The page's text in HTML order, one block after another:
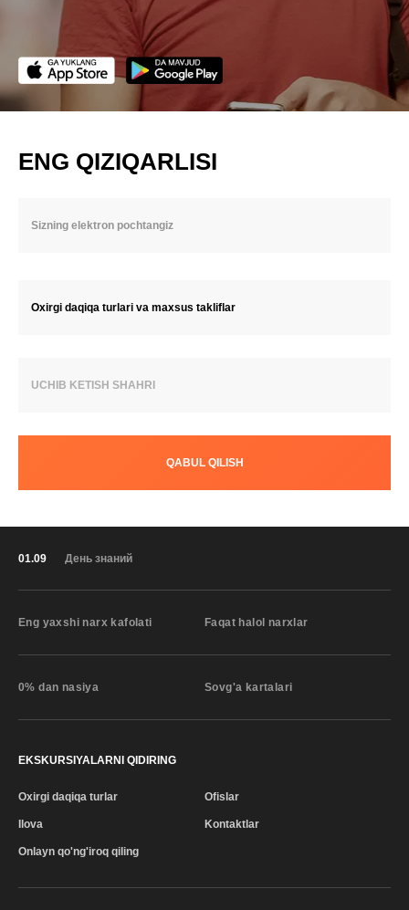
ENG QIZIQARLISI
Oxirgi daqiqa turlari va maxsus takliflar
UCHIB KETISH SHAHRI
QABUL QILISH
01.09 День знаний
Eng yaxshi narx kafolati Faqat halol narxlar
0% dan nasiya Sovg'a kartalari
EKSKURSIYALARNI QIDIRING
Oxirgi daqiqa turlar
Ilova
Onlayn qo'ng'iroq qiling
Ofislar
Kontaktlar